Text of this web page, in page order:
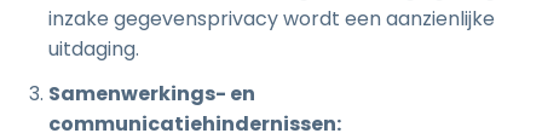
inzake gegevensprivacy wordt een aanzienlijke
uitdaging.
Samenwerkings- en
communicatiehindernissen: